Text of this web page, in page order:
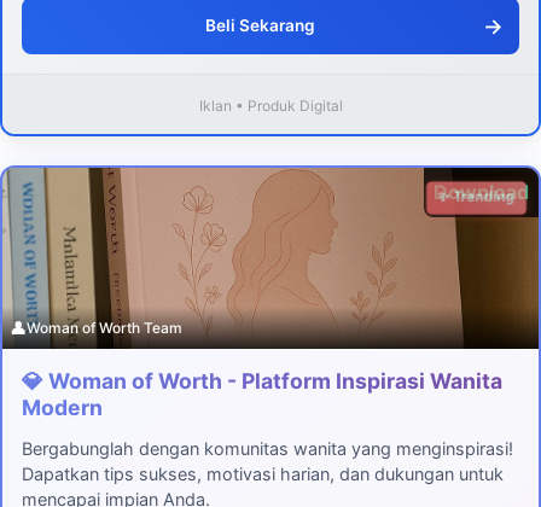
Beli Sekarang →
Iklan • Produk Digital
Download
✨ Trending
👤Woman of Worth Team
💎 Woman of Worth - Platform Inspirasi Wanita
Modern
Bergabunglah dengan komunitas wanita yang menginspirasi!
Dapatkan tips sukses, motivasi harian, dan dukungan untuk
mencapai impian Anda.